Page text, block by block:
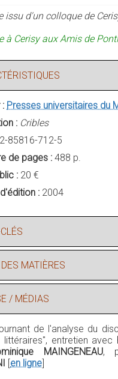
issu d'un colloque de
à Cerisy aux Amis de
: Presses universitaires du
: Cribles
2-85816-712-5
de pages : 488 p.
: 20 €
: 2004
MATIÈRES
/ MÉDIAS
de l'analyse du
littéraires", entretien avec
MAINGENEAU,
en ligne